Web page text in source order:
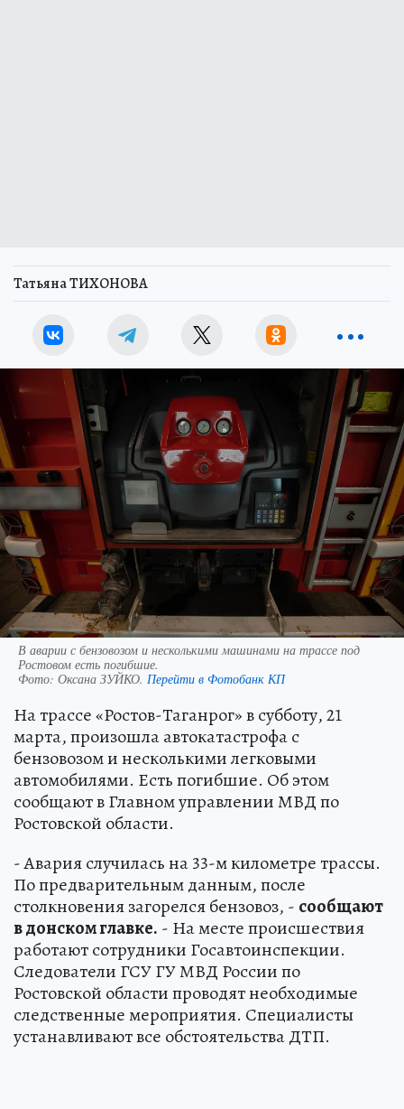
Татьяна ТИХОНОВА
В аварии с бензовозом и несколькими машинами на трассе под
Ростовом есть погибшие.
Фото: Оксана ЗУЙКО. Перейти в Фотобанк КП
На трассе «Ростов-Таганрог» в субботу, 21
марта, произошла автокатастрофа с
бензовозом и несколькими легковыми
автомобилями. Есть погибшие. Об этом
сообщают в Главном управлении МВД по
Ростовской области.
- Авария случилась на 33-м километре трассы.
По предварительным данным, после
столкновения загорелся бензовоз, - сообщают
в донском главке. - На месте происшествия
работают сотрудники Госавтоинспекции.
Следователи ГСУ ГУ МВД России по
Ростовской области проводят необходимые
следственные мероприятия. Специалисты
устанавливают все обстоятельства ДТП.